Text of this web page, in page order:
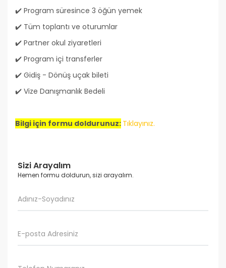
Sizi Arayalım
Hemen formu doldurun, sizi arayalım.
✔️ Program süresince 3 öğün yemek
✔️ Tüm toplantı ve oturumlar
✔️ Partner okul ziyaretleri
✔️ Program içi transferler
✔️ Gidiş - Dönüş uçak bileti
✔️ Vize Danışmanlık Bedeli
Bilgi için formu doldurunuz: Tıklayınız.